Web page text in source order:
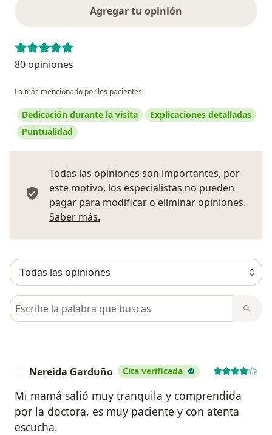
Agregar tu opinión
80 opiniones
Lo más mencionado por los pacientes
Dedicación durante la visita
Explicaciones detalladas
Puntualidad
Todas las opiniones son importantes, por
este motivo, los especialistas no pueden
pagar para modificar o eliminar opiniones.
Saber más.
Busca en opiniones
Nereida Garduño Cita verificada
Mi mamá salió muy tranquila y comprendida
por la doctora, es muy paciente y con atenta
escucha.